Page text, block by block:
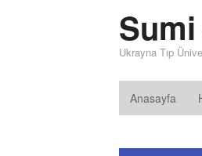
Ukrayna Tıp
Anasayfa